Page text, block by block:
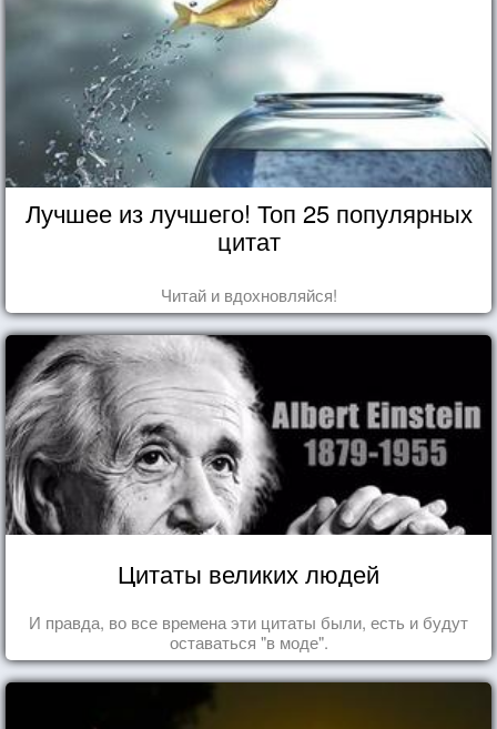
Лучшее из лучшего! Топ 25 популярных
цитат
Читай и вдохновляйся!
Цитаты великих людей
И правда, во все времена эти цитаты были, есть и будут
оставаться "в моде".